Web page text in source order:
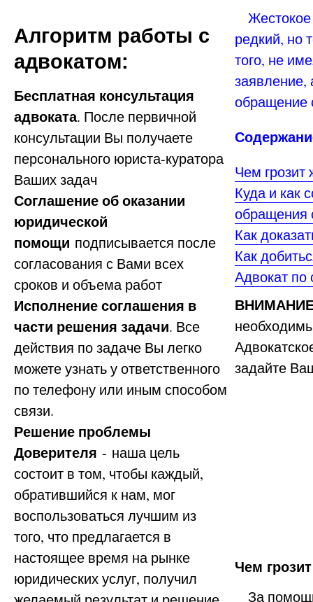
Алгоритм работы с
адвокатом:
Бесплатная консультация
адвоката. После первичной
консультации Вы получаете
персонального юриста-куратора
Ваших задач
Соглашение об оказании
юридической
помощи подписывается после
согласования с Вами всех
сроков и объема работ
Исполнение соглашения в
части решения задачи. Все
действия по задаче Вы легко
можете узнать у ответственного
по телефону или иным способом
связи.
Решение проблемы
Доверителя - наша цель
состоит в том, чтобы каждый,
обратившийся к нам, мог
воспользоваться лучшим из
того, что предлагается в
настоящее время на рынке
юридических услуг, получил
Жестокое
редкий, но
того, не
заявление,
обращение
Чем
Куда и как
обращения
Как
Как
Адвокат по
задайте
Чем
За